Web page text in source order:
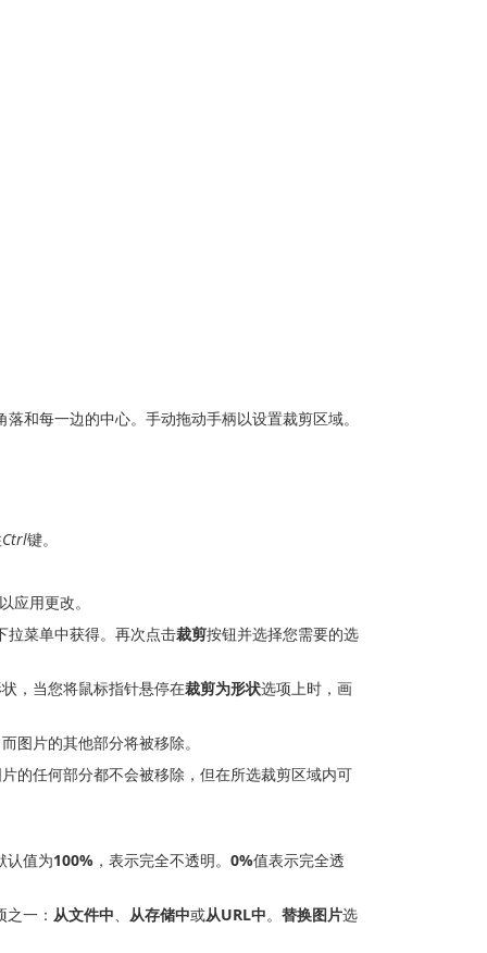
和每一边的中心。手动拖动手柄以设置裁剪区域。
Ctrl键。
应用更改。
拉菜单中获得。再次点击裁剪按钮并选择您需要的选
，当您将鼠标指针悬停在裁剪为形状选项上时，画
图片的其他部分将被移除。
的任何部分都不会被移除，但在所选裁剪区域内可
认值为100% ，表示完全不透明。 0%值表示完全透
一： 从文件中 从存储中或从URL中。 替换图片选